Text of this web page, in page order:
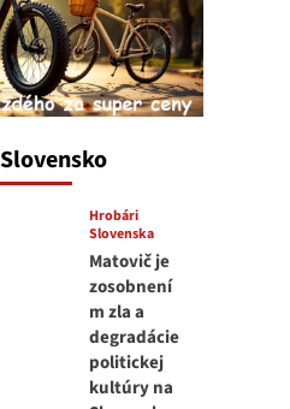
Slovensko
Hrobári
Slovenska
Matovič je
zosobnení
m zla a
degradácie
politickej
kultúry na